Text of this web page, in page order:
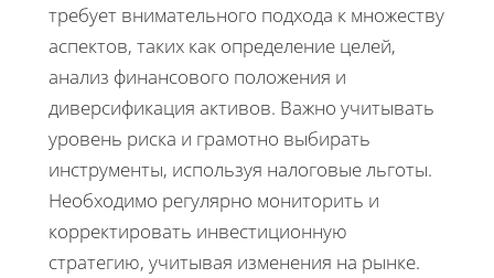
требует внимательного подхода к множеству
аспектов, таких как определение целей,
анализ финансового положения и
диверсификация активов. Важно учитывать
уровень риска и грамотно выбирать
инструменты, используя налоговые льготы.
Необходимо регулярно мониторить и
корректировать инвестиционную
стратегию, учитывая изменения на рынке.